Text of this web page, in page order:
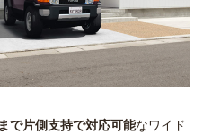
で片側支持で対応可能なワイド